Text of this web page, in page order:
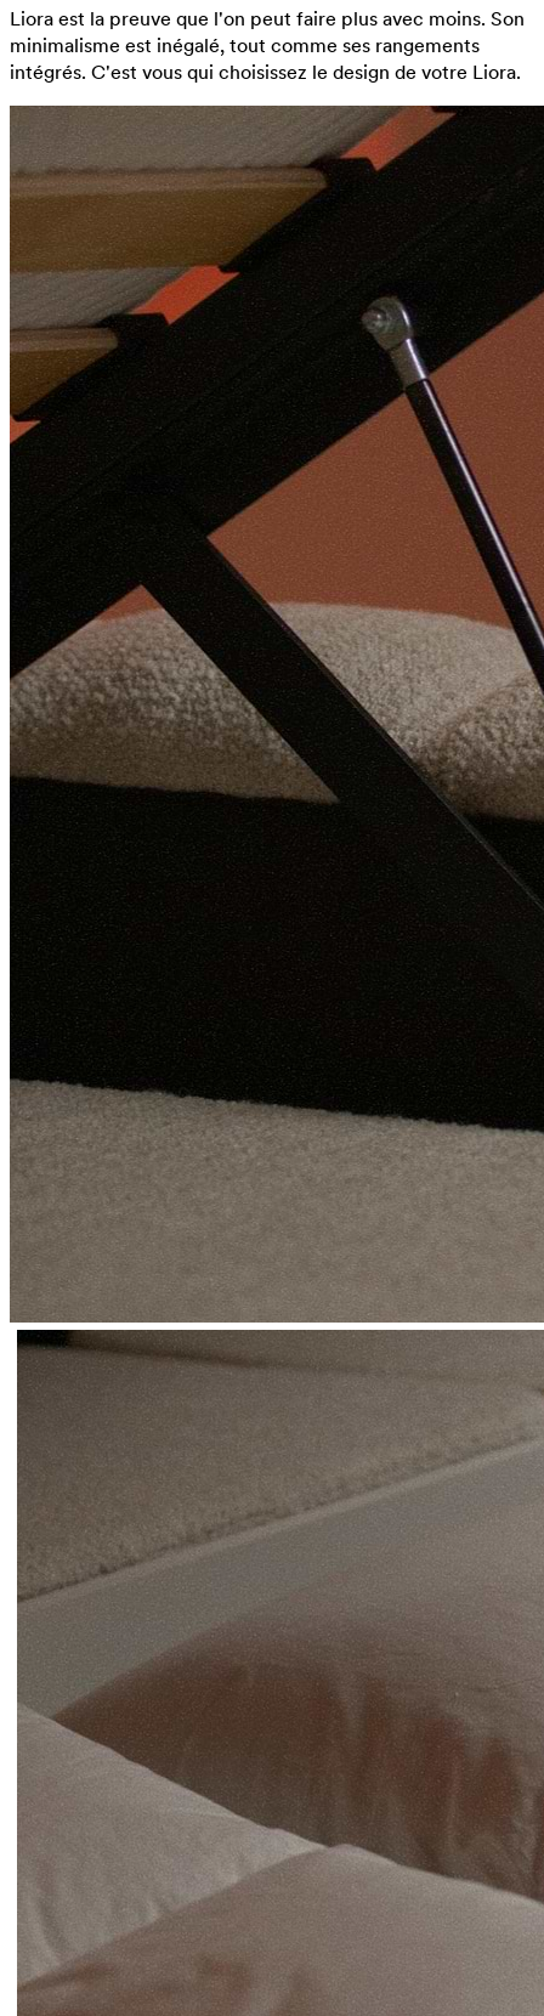
Liora est la preuve que l'on peut faire plus avec moins. Son
minimalisme est inégalé, tout comme ses rangements
intégrés. C'est vous qui choisissez le design de votre Liora.